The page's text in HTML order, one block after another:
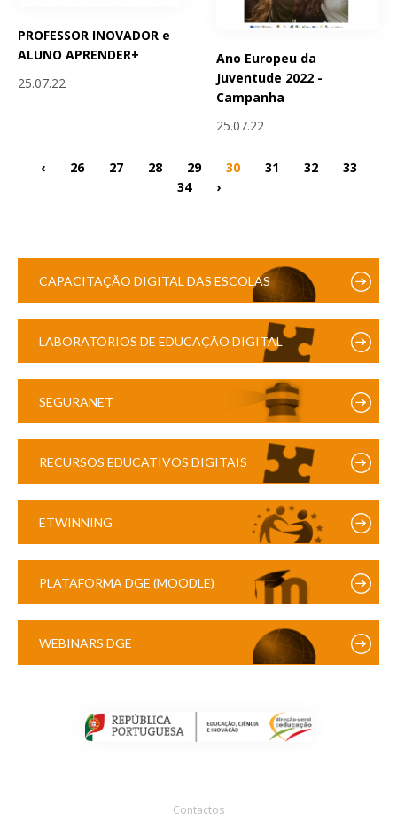
PROFESSOR INOVADOR e
ALUNO APRENDER+
25.07.22
Ano Europeu da
Juventude 2022 -
Campanha
25.07.22
‹ 26 27 28 29 30 31 32
33
34
›
CAPACITAÇÃO DIGITAL DAS ESCOLAS
LABORATÓRIOS DE EDUCAÇÃO DIGITAL
SEGURANET
RECURSOS EDUCATIVOS DIGITAIS
ETWINNING
PLATAFORMA DGE (MOODLE)
WEBINARS DGE
Contactos